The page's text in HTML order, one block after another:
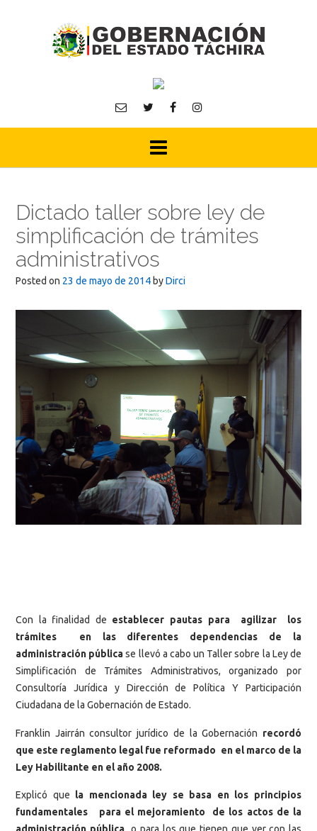
Dictado taller sobre ley de
simplificación de trámites
administrativos
Posted on 23 de mayo de 2014 byDirci
Con la finalidad de establecer pautas para agilizar los
trámites en las diferentes dependencias de la
administración públicase llevó a cabo un Taller sobre la Ley de
Simplificación de Trámites Administrativos, organizado por
Consultoría Jurídica y Dirección de Política Y Participación
Ciudadana de la Gobernación de Estado.
Franklin Jairrán consultor jurídico de la Gobernación recordó
que este reglamento legal fue reformado en el marco de la
Ley Habilitante en el año 2008.
Explicó que la mencionada ley se basa en los principios
fundamentales para el mejoramiento de los actos de la